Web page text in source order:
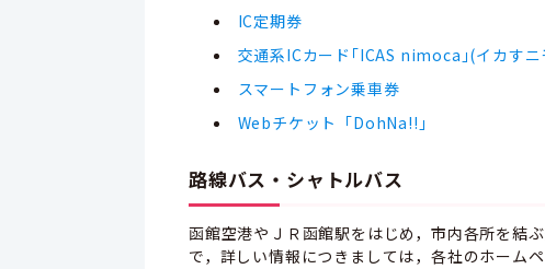
IC定期券
交通系ICカード｢ICAS nimoca｣(イカすニ
スマートフォン乗車券
Webチケット「DohNa!!」
路線バス・シャトルバス
函館空港やＪＲ函館駅をはじめ，市内各所を結
で，詳しい情報につきましては，各社のホーム